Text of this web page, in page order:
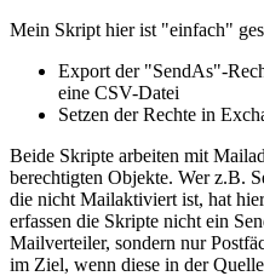
Mein Skript hier ist "einfach"
Export der "SendAs"-
eine CSV-Datei
Setzen der Rechte in
Beide Skripte arbeiten mit
berechtigten Objekte. Wer z.B.
die nicht Mailaktiviert ist, hat
erfassen die Skripte nicht ein
Mailverteiler, sondern nur
im Ziel, wenn diese in der